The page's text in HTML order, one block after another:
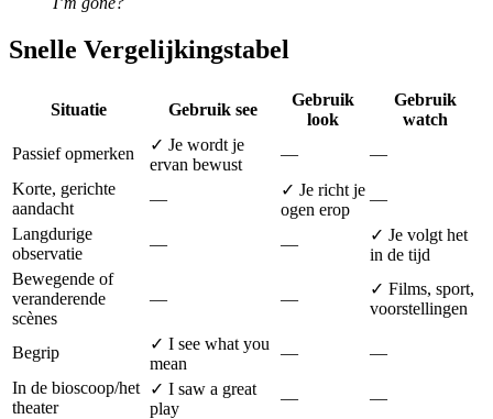
Snelle Vergelijkingstabel
Situatie Gebruik see
Gebruik
look
Gebruik
watch
Passief opmerken
✓ Je wordt je
ervan bewust
—
—
Korte, gerichte
aandacht
—
✓ Je richt je
ogen erop
—
Langdurige
observatie
— —
✓ Je volgt het
in de tijd
Bewegende of
veranderende
scènes
— —
✓ Films, sport,
voorstellingen
Begrip
✓ I see what you
mean
—
—
In de bioscoop/het
theater
✓ I saw a great
play
—
—